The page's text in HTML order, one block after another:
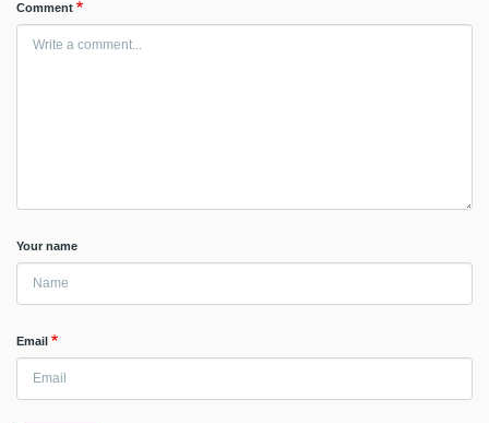
Comment
Your name
Email